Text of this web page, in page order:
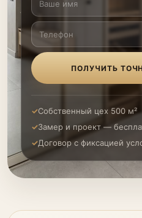
ПОЛУЧИТЬ
Собственный цех 500 м²
Замер и проект —
Договор с фиксацией